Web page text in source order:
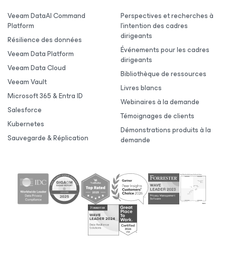
Veeam DataAI Command
Platform
Résilience des données
Veeam Data Platform
Veeam Data Cloud
Veeam Vault
Microsoft 365 & Entra ID
Salesforce
Kubernetes
Sauvegarde & Réplication
Perspectives et recherches à
l’intention des cadres
dirigeants
Événements pour les cadres
dirigeants
Bibliothèque de ressources
Livres blancs
Webinaires à la demande
Témoignages de clients
Démonstrations produits à la
demande